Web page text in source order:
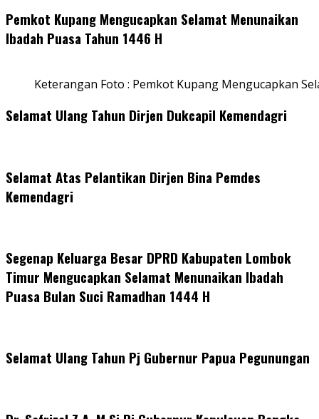
Pemkot Kupang Mengucapkan Selamat Menunaikan
Ibadah Puasa Tahun 1446 H
Keterangan Foto : Pemkot Kupang Mengucapkan
Selamat Ulang Tahun Dirjen Dukcapil Kemendagri
Selamat Atas Pelantikan Dirjen Bina Pemdes
Kemendagri
Segenap Keluarga Besar DPRD Kabupaten Lombok
Timur Mengucapkan Selamat Menunaikan Ibadah
Puasa Bulan Suci Ramadhan 1444 H
Selamat Ulang Tahun Pj Gubernur Papua Pegunungan